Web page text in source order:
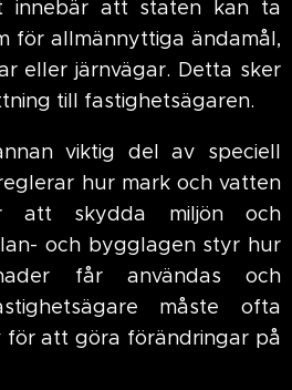
innebär att staten kan ta
för allmännyttiga ändamål,
eller järnvägar. Detta sker
till fastighetsägaren.
viktig del av speciell
hur mark och vatten
att skydda miljön och
och bygglagen styr hur
får användas och
måste ofta
för att göra förändringar på